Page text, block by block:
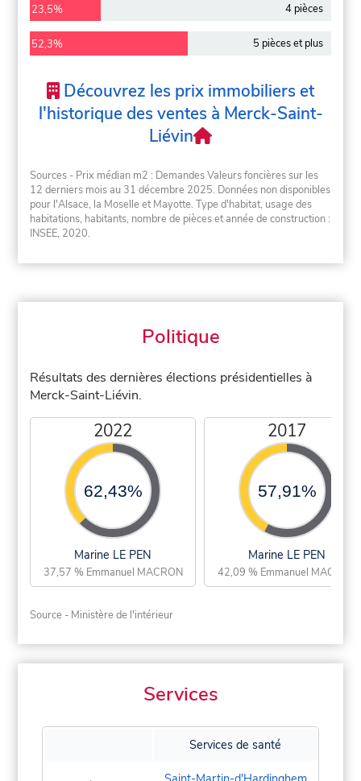
23,5% 4 pièces
52,3% 5 pièces et plus
Découvrez les prix immobiliers et
l'historique des ventes à Merck-Saint-
Liévin
Sources - Prix médian m2 : Demandes Valeurs foncières sur les
12 derniers mois au 31 décembre 2025. Données non disponibles
pour l'Alsace, la Moselle et Mayotte. Type d'habitat, usage des
habitations, habitants, nombre de pièces et année de construction :
INSEE, 2020.
Politique
Résultats des dernières élections présidentielles à
Merck-Saint-Liévin.
2022
62,43%
Marine LE PEN
37,57 % Emmanuel MACRON
2017
57,91%
Marine LE PEN
42,09 % Emmanuel MACRON
Source - Ministère de l'intérieur
Services
Services de santé